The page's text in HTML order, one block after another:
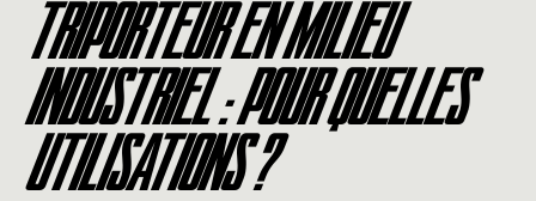
TRIPORTEUR EN MILIEU
INDUSTRIEL : POUR QUELLES
UTILISATIONS ?